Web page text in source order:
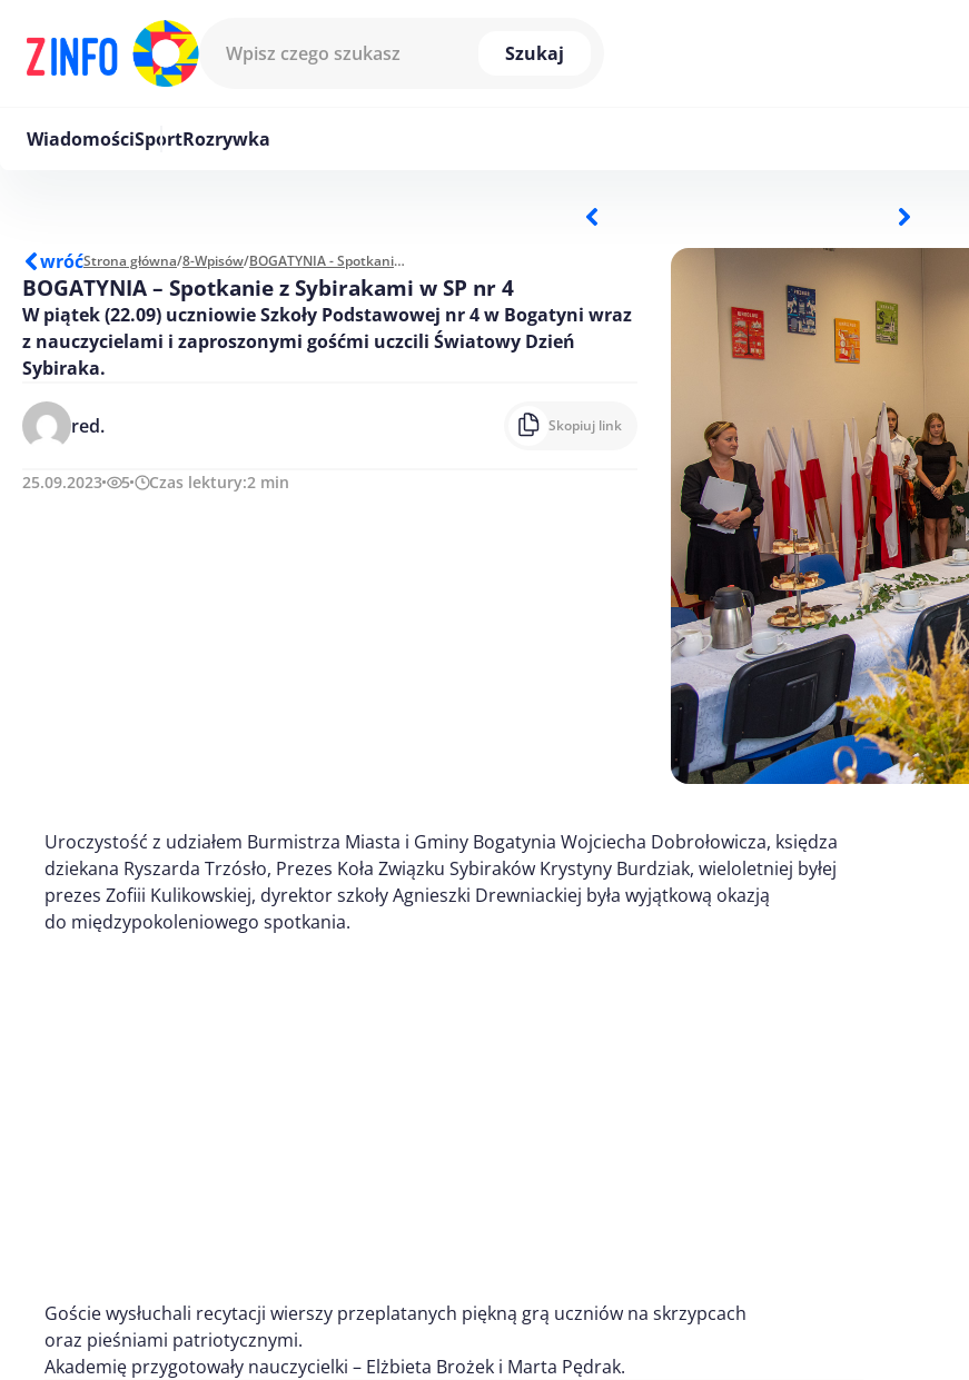
Szukaj
WiadomościSportRozrywka
wróćStrona główna/8-Wpisów/ BOGATYNIA - Spotkanie z Sybirakami w SP nr 4
BOGATYNIA – Spotkanie z Sybirakami w SP nr 4
W piątek (22.09) uczniowie Szkoły Podstawowej nr 4 w Bogatyni wraz
z nauczycielami i zaproszonymi gośćmi uczcili Światowy Dzień
Sybiraka.
red. Skopiuj link
25.09.2023 5 Czas lektury:2 min
Uroczystość z udziałem Burmistrza Miasta i Gminy Bogatynia Wojciecha Dobrołowicza, księdza
dziekana Ryszarda Trzósło, Prezes Koła Związku Sybiraków Krystyny Burdziak, wieloletniej byłej
prezes Zofiii Kulikowskiej, dyrektor szkoły Agnieszki Drewniackiej była wyjątkową okazją
do międzypokoleniowego spotkania.
Goście wysłuchali recytacji wierszy przeplatanych piękną grą uczniów na skrzypcach
oraz pieśniami patriotycznymi.
Akademię przygotowały nauczycielki – Elżbieta Brożek i Marta Pędrak.